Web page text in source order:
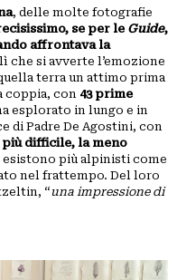
, delle molte fotografie
se per le Guide,
affrontava la
che si avverte l’emozione
terra un attimo prima
coppia, con 43 prime
esplorato in lungo e in
di Padre De Agostini, con
difficile, la meno
esistono più alpinisti come
nel frattempo. Del loro
“ una impressione di